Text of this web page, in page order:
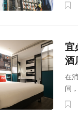
宜
酒
在
间